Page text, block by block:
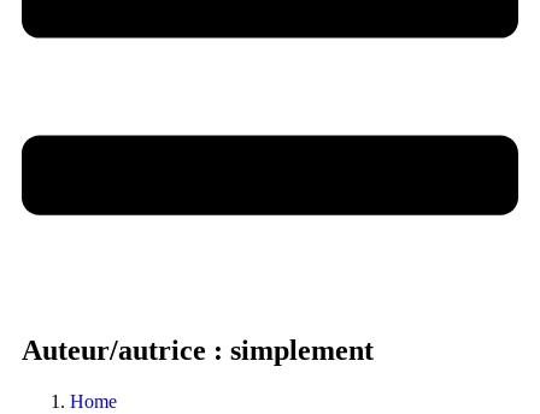
Auteur/autrice : simplement
Home